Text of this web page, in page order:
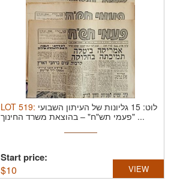
LOT 519: לוט: 15 גליונות של העיתון השבועי
"פעמי תש"ח" – בהוצאת משרד החינוך ...
Start price:
$10 VIEW